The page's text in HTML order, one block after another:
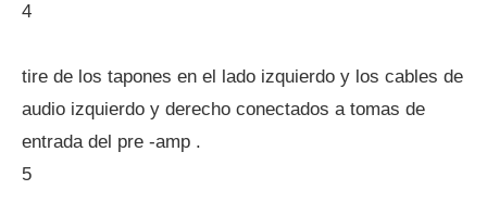
4
tire de los tapones en el lado izquierdo y los cables de
audio izquierdo y derecho conectados a tomas de
entrada del pre -amp .
5